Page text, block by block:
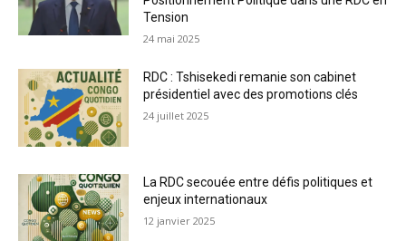
Tension
24 mai 2025
RDC : Tshisekedi remanie son cabinet
présidentiel avec des promotions clés
24 juillet 2025
La RDC secouée entre défis politiques et
enjeux internationaux
12 janvier 2025